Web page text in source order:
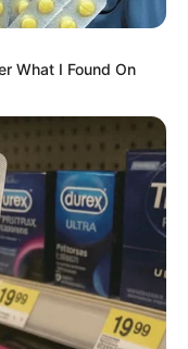
What I Found On